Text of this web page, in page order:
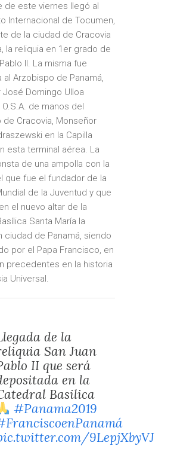
de este viernes llegó al
Internacional de Tocumen,
de la ciudad de Cracovia
la reliquia en 1er grado de
II. La misma fue
al Arzobispo de Panamá,
José Domingo Ulloa
de manos del
de Cracovia, Monseñor
en la Capilla
esta terminal aérea. La
de una ampolla con la
que fue el fundador de la
de la Juventud y que
el nuevo altar de la
Santa María la
ciudad de Panamá, siendo
por el Papa Francisco, en
precedentes en la historia
Universal.
de la
San Juan
II que será
en la
Basilica
#Panama2019
9LepjXbyVJ